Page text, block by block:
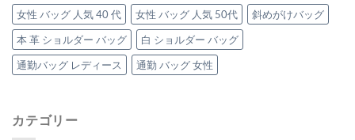
は
女性 バッグ 人気 40 代
女性 バッグ 人気 50代
斜めがけバッグ
本 革 ショルダー バッグ
白 ショルダー バッグ
通勤バッグ レディース
通勤 バッグ 女性
カテゴリー